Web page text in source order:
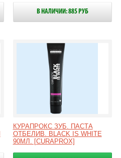
В НАЛИЧИИ: 885 РУБ
КУРАПРОКС ЗУБ. ПАСТА
ОТБЕЛИВ. BLACK IS WHITE
90МЛ. [CURAPROX]